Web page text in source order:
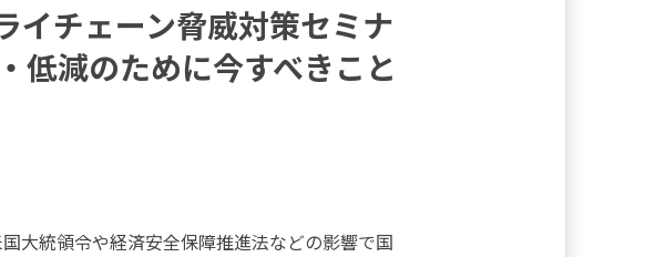
イチェーン脅威対策セミナ
低減のために今すべきこと
大統領令や経済安全保障推進法などの影響で国